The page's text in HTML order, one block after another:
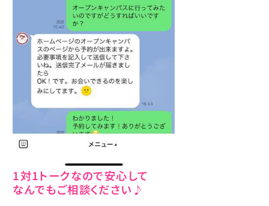
1対1トークなので安心して
なんでもご相談ください♪